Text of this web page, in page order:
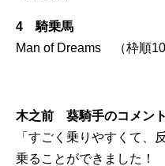
4 騎乗馬
Man of Dreams （枠順10
木之前 葵騎手のコメント
「すごく乗りやすくて、
乗ることができました！